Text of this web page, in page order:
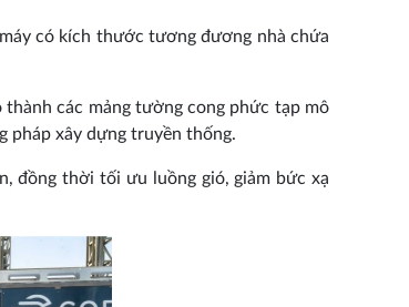
có kích thước tương đương nhà chứa
các mảng tường cong phức tạp mô
pháp xây dựng truyền thống.
đồng thời tối ưu luồng gió, giảm bức xạ